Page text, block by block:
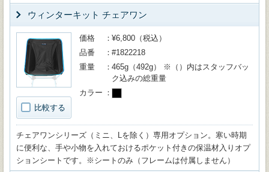
ウィンターキット チェアワン
比較する
価格
¥6,800（税込）
品番
#1822218
重量
465g（492g） ※（）内はスタッフバッ
ク込みの総重量
カラー
チェアワンシリーズ（ミニ、Lを除く）専用オプション。寒い時期
に便利な、手や小物を入れておけるポケット付きの保温材入りオプ
ションシートです。※シートのみ（フレームは付属しません）